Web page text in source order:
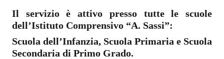
Il servizio è attivo presso tutte le scuole
dell’Istituto Comprensivo “A. Sassi”:
Scuola dell’Infanzia, Scuola Primaria e Scuola
Secondaria di Primo Grado.